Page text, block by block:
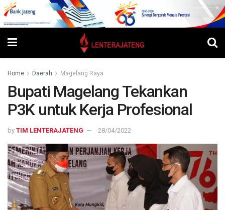
Home Daerah Magelang Raya
Bupati Magelang Tekankan
P3K untuk Kerja Profesional
by TIM LENTERAJATENG 28/04/2022